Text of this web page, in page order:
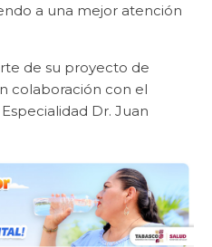
a una mejor atención
de su proyecto de
colaboración con el
Dr. Juan